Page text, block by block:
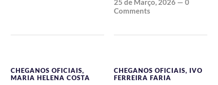
Comments
CHEGANOS OFICIAIS,
MARIA HELENA COSTA
CHEGANOS OFICIAIS, IVO
FERREIRA FARIA